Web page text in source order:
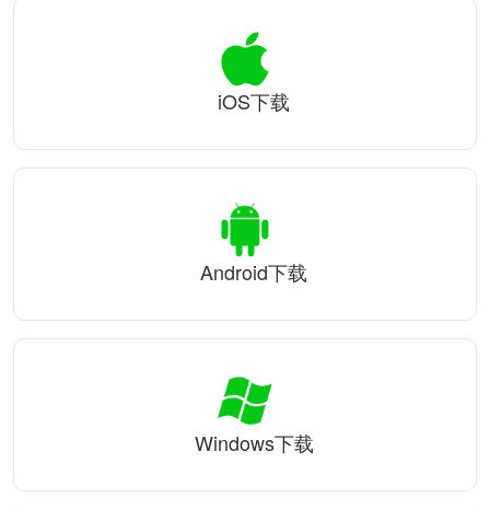
iOS下载
Android下载
Windows下载